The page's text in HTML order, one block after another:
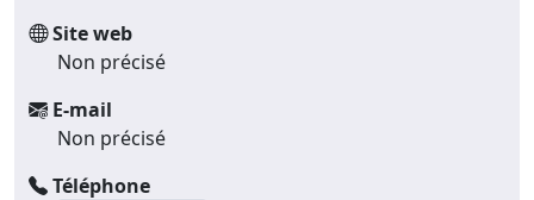
Site web
Non précisé
E-mail
Non précisé
Téléphone